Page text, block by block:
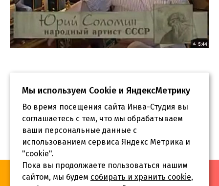
«Инва-Студия. Академия. Центр социальной реабилитации»,
© 2026 г.
Мы используем Сookie и ЯндексМетрику
Во время посещения сайта Инва-Студия вы
соглашаетесь с тем, что мы обрабатываем
ваши персональные данные с
использованием сервиса Яндекс Метрика и
"cookie".
Пока вы продолжаете пользоваться нашим
сайтом, мы будем собирать и хранить cookie,